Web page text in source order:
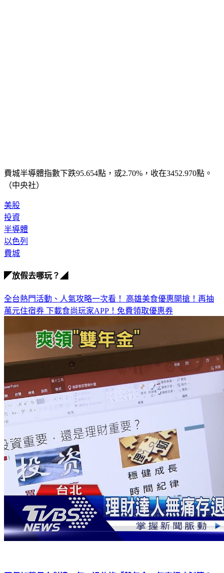
費城半導體指數下跌95.654點，或2.70%，收在3452.970點。
（中央社）
美股
投資
半導體
以色列
費城
◤放假去哪玩？◢
全台熱門活動、人氣攻略一次看！ 高雄美食優惠開搶！再抽
萬元住宿券 下載食尚玩家APP！免費領取優惠券